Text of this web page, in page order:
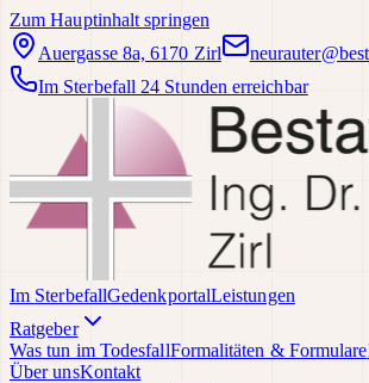
Zum Hauptinhalt springen
Auergasse 8a, 6170 Zirl
Im Sterbefall 24 Stunden erreichbar
Im SterbefallGedenkportalLeistungen
Ratgeber
Was tun im TodesfallFormalitäten & Formulare
Über unsKontakt